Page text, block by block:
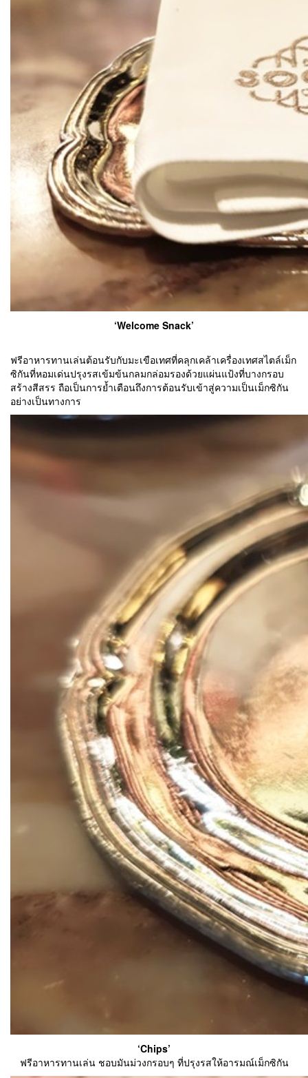
‘Welcome Snack’
ฟรีอาหารทานเล่นต้อนรับกับมะเขือเทศที่คลุกเคล้าเครื่องเทศสไตล์เม็ก
ซิกันที่หอมเด่นปรุงรสเข้มข้นกลมกล่อมรองด้วยแผ่นแป้งที่บางกรอบ
สร้างสีสรร ถือเป็นการย้ำเตือนถึงการต้อนรับเข้าสู่ความเป็นเม็กซิกัน
อย่างเป็นทางการ
‘Chips’
ฟรีอาหารทานเล่น ชอบมันม่วงกรอบๆ ที่ปรุงรสให้อารมณ์เม็กซิกัน